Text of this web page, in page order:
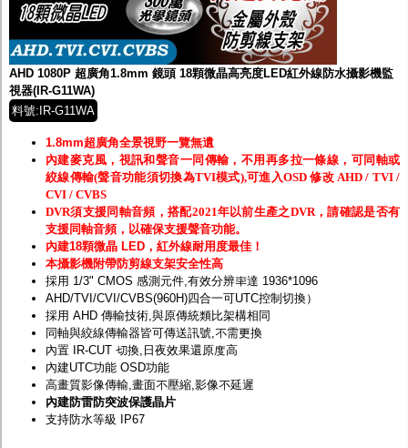
AHD 1080P 超廣角1.8mm 鏡頭 18顆微晶高亮度LED紅外線防水攝影機監
視器(IR-G11WA)
料號:IR-G11WA
1.8mm超廣角全景視野一覽無遺
內建麥克風，視訊和聲音一同傳輸，不用再多拉一條線，可同軸或
絞線傳輸(聲音功能須切換為TVI模式),可進入OSD 修改 AHD / TVI /
CVI / CVBS
DVR須支援同軸音頻，搭配2021年以前生產之DVR，請確認是否有
支援同軸音頻，以確保支援聲音功能。
內建18顆微晶 LED，紅外線耐用度最佳！
本攝影機附帶防剪線支架安全性高
採用 1/3" CMOS 感測元件,有效分辨率達 1936*1096
AHD/TVI/CVI/CVBS(960H)四合一可UTC控制切換）
採用 AHD 傳輸技術,與原傳統類比架構相同
同軸與絞線傳輸器皆可傳送訊號,不需更換
內置 IR-CUT 切換,日夜效果還原度高
內建UTC功能 OSD功能
高畫質影像傳輸,畫面不壓縮,影像不延遲
內建防雷防突波保護晶片
支持防水等級 IP67